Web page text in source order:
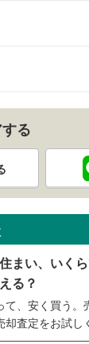
る
まい、いく
る？
て、安く買う。
却査定をお試し